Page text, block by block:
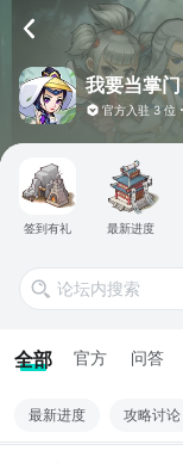
我要当掌门
官方入驻3 位
签到有礼 最新进度
全部 官方 问答
最新进度 攻略讨论